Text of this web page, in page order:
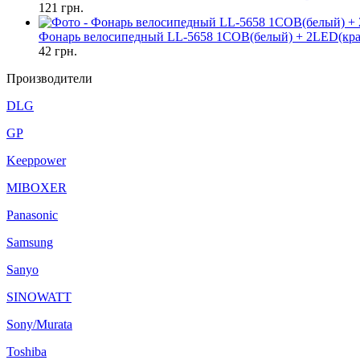
121 грн.
Фонарь велосипедный LL-5658 1COB(белый) +
42 грн.
Производители
DLG
GP
Keeppower
MIBOXER
Panasonic
Samsung
Sanyo
SINOWATT
Sony/Murata
Toshiba